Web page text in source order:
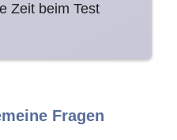
Zeit beim Test
Fragen